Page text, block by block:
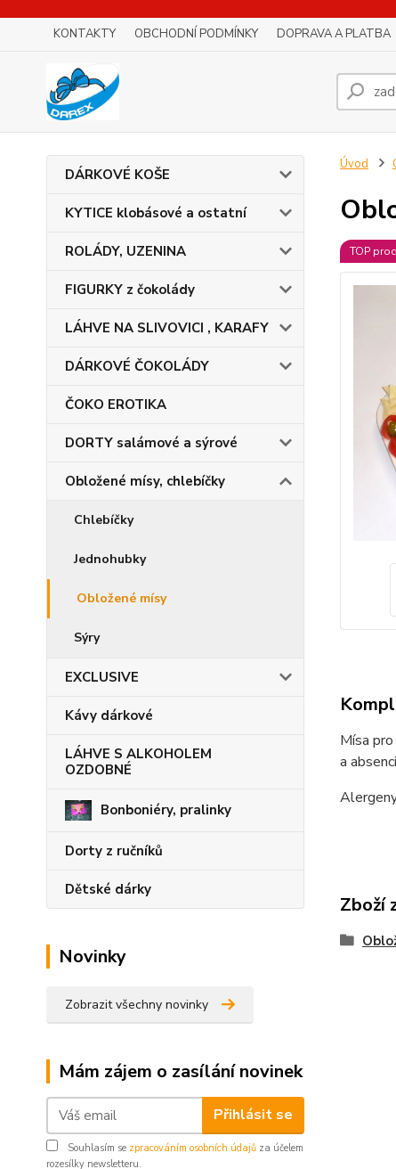
KONTAKTY OBCHODNÍ PODMÍNKY DOPRAVA A PLATBA
DÁRKOVÉ KOŠE
KYTICE klobásové a ostatní
ROLÁDY, UZENINA
FIGURKY z čokolády
LÁHVE NA SLIVOVICI , KARAFY
DÁRKOVÉ ČOKOLÁDY
ČOKO EROTIKA
DORTY salámové a sýrové
Obložené mísy, chlebíčky
Chlebíčky
Jednohubky
Obložené mísy
Sýry
EXCLUSIVE
Kávy dárkové
LÁHVE S ALKOHOLEM
OZDOBNÉ
Bonboniéry, pralinky
Dorty z ručníků
Dětské dárky
Novinky
Zobrazit všechny novinky
Mám zájem o zasílání novinek
Přihlásit se
Souhlasím se zpracováním osobních údajů za účelem
rozesílky newsletteru.
Úvod
TOP
Mísa
a
Zboží